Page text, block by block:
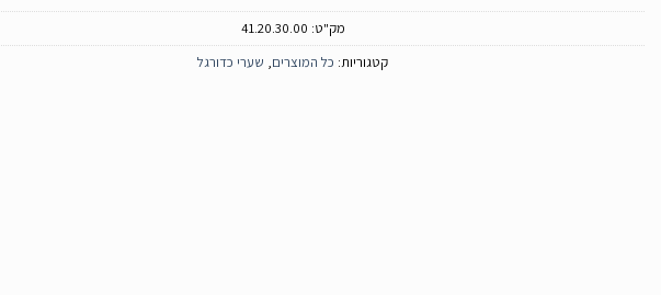
מק"ט: 41.20.30.00
קטגוריות: כל המוצרים, שערי כדורגל